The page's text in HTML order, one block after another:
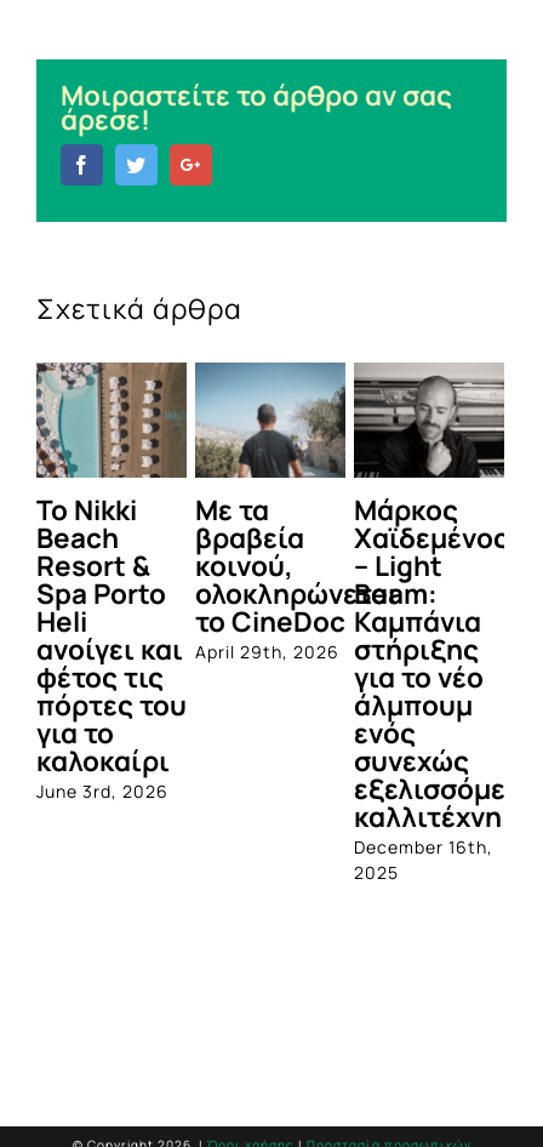
Μοιραστείτε το άρθρο αν σας
άρεσε!
FacebookTwitter
Σχετικά άρθρα
To Nikki
Beach
Resort &
Spa Porto
Heli
ανοίγει και
φέτος τις
πόρτες του
για το
καλοκαίρι
June 3rd, 2026
Με τα
βραβεία
κοινού,
ολοκληρώνεται
το CineDoc
April 29th, 2026
Μάρκος
Χαϊδεμένος
– Light
Beam:
Καμπάνια
στήριξης
για το νέο
άλμπουμ
ενός
συνεχώς
καλλιτέχνη
December 16th,
2025